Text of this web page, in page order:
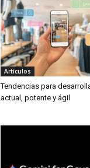
Artículos
Tendencias para
actual, potente y ágil